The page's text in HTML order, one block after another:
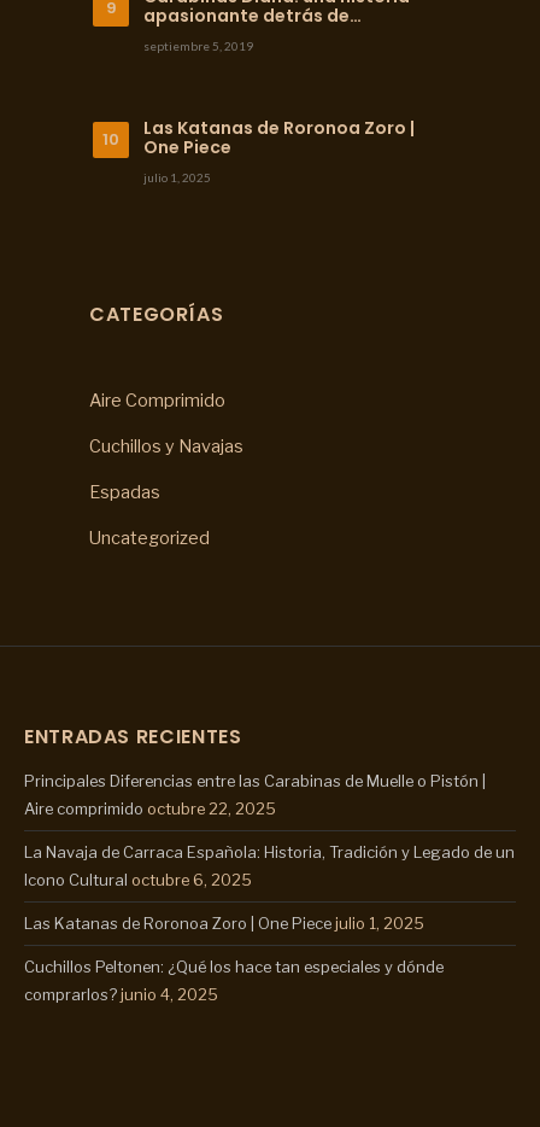
apasionante detrás de…
septiembre 5, 2019
Las Katanas de Roronoa Zoro |
One Piece
julio 1, 2025
CATEGORÍAS
Aire Comprimido
Cuchillos y Navajas
Espadas
Uncategorized
ENTRADAS RECIENTES
Principales Diferencias entre las Carabinas de Muelle o Pistón |
Aire comprimido octubre 22, 2025
La Navaja de Carraca Española: Historia, Tradición y Legado de un
Icono Cultural octubre 6, 2025
Las Katanas de Roronoa Zoro | One Piecejulio 1, 2025
Cuchillos Peltonen: ¿Qué los hace tan especiales y dónde
comprarlos?junio 4, 2025